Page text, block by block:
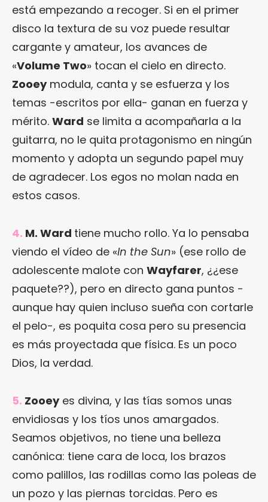
está empezando a recoger. Si en el primer
disco la textura de su voz puede resultar
cargante y amateur, los avances de
«Volume Two» tocan el cielo en directo.
Zooeymodula, canta y se esfuerza y los
temas -escritos por ella- ganan en fuerza y
mérito. Ward se limita a acompañarla a la
guitarra, no le quita protagonismo en ningún
momento y adopta un segundo papel muy
de agradecer. Los egos no molan nada en
estos casos.
4. M. Ward tiene mucho rollo. Ya lo pensaba
viendo el vídeo de «In the Sun» (ese rollo de
adolescente malote con Wayfarer, ¿¿ese
paquete??), pero en directo gana puntos -
aunque hay quien incluso sueña con cortarle
el pelo-, es poquita cosa pero su presencia
es más proyectada que física. Es un poco
Dios, la verdad.
5. Zooeyes divina, y las tías somos unas
envidiosas y los tíos unos amargados.
Seamos objetivos, no tiene una belleza
canónica: tiene cara de loca, los brazos
como palillos, las rodillas como las poleas de
un pozo y las piernas torcidas. Pero es